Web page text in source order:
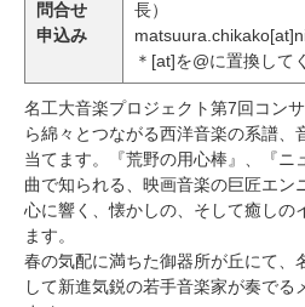
問合せ
申込み
長）
＊[at]を@に置換して
名工大音楽プロジェクト第7回コン
ら綿々とつながる西洋音楽の系譜、
当てます。『荒野の用心棒』、『ニ
曲で知られる、映画音楽の巨匠エン
心に響く、懐かしの、そして癒しの
ます。
春の気配に満ちた御器所が丘にて、
して新進気鋭の若手音楽家が奏で